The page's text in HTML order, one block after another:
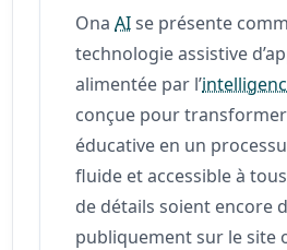
OnaAIse présente
technologie assistive
alimentée par l’
conçue pour transformer
éducative en un
fluide et accessible à
de détails soient encore
publiquement sur le site